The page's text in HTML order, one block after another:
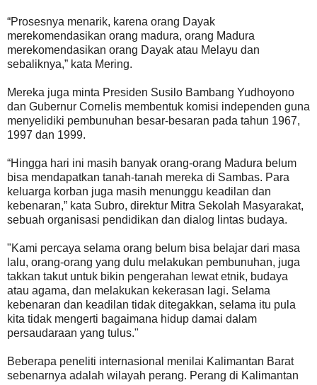
“Prosesnya menarik, karena orang Dayak
merekomendasikan orang madura, orang Madura
merekomendasikan orang Dayak atau Melayu dan
sebaliknya,” kata Mering.
Mereka juga minta Presiden Susilo Bambang Yudhoyono
dan Gubernur Cornelis membentuk komisi independen guna
menyelidiki pembunuhan besar-besaran pada tahun 1967,
1997 dan 1999.
“Hingga hari ini masih banyak orang-orang Madura belum
bisa mendapatkan tanah-tanah mereka di Sambas. Para
keluarga korban juga masih menunggu keadilan dan
kebenaran,” kata Subro, direktur Mitra Sekolah Masyarakat,
sebuah organisasi pendidikan dan dialog lintas budaya.
"Kami percaya selama orang belum bisa belajar dari masa
lalu, orang-orang yang dulu melakukan pembunuhan, juga
takkan takut untuk bikin pengerahan lewat etnik, budaya
atau agama, dan melakukan kekerasan lagi. Selama
kebenaran dan keadilan tidak ditegakkan, selama itu pula
kita tidak mengerti bagaimana hidup damai dalam
persaudaraan yang tulus."
Beberapa peneliti internasional menilai Kalimantan Barat
sebenarnya adalah wilayah perang. Perang di Kalimantan